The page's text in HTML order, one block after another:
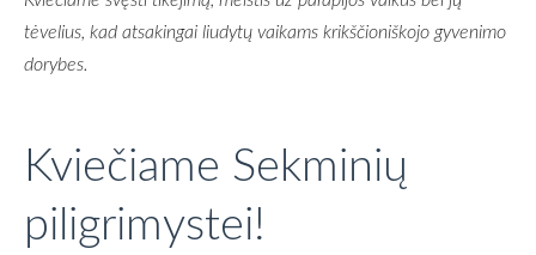
tėvelius, kad atsakingai liudytų vaikams krikščioniškojo gyvenimo
dorybes.
Kviečiame Sekminių
piligrimystei!